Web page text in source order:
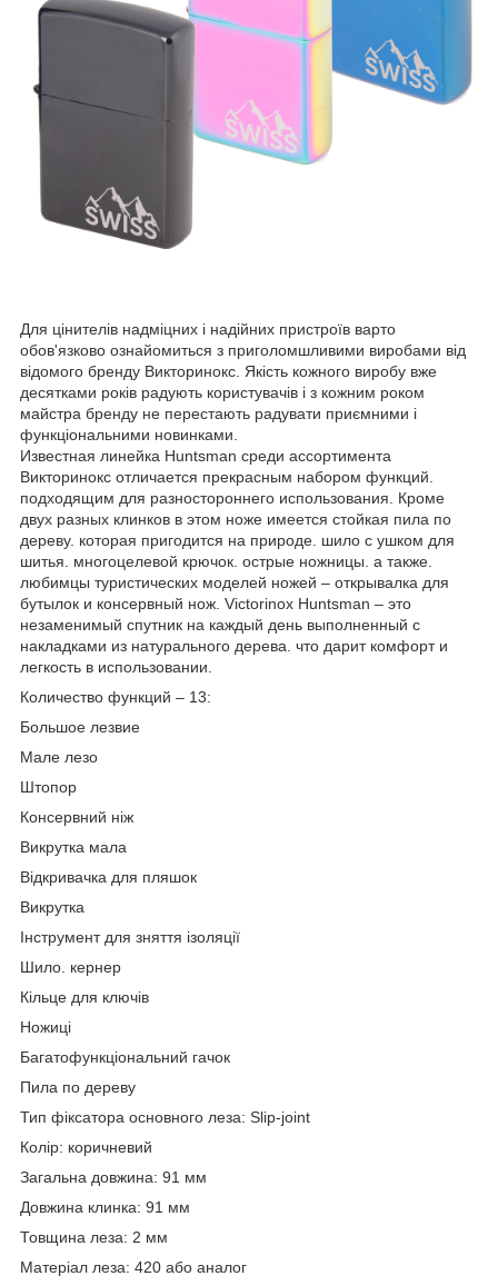
Для цінителів надміцних і надійних пристроїв варто
обов'язково ознайомиться з приголомшливими виробами від
відомого бренду Викторинокс. Якість кожного виробу вже
десятками років радують користувачів і з кожним роком
майстра бренду не перестають радувати приємними і
функціональними новинками.
Известная линейка Huntsman среди ассортимента
Викторинокс отличается прекрасным набором функций.
подходящим для разностороннего использования. Кроме
двух разных клинков в этом ноже имеется стойкая пила по
дереву. которая пригодится на природе. шило с ушком для
шитья. многоцелевой крючок. острые ножницы. а также.
любимцы туристических моделей ножей – открывалка для
бутылок и консервный нож. Victorinox Huntsman – это
незаменимый спутник на каждый день выполненный с
накладками из натурального дерева. что дарит комфорт и
легкость в использовании.
Количество функций – 13:
Большое лезвие
Мале лезо
Штопор
Консервний ніж
Викрутка мала
Відкривачка для пляшок
Викрутка
Інструмент для зняття ізоляції
Шило. кернер
Кільце для ключів
Ножиці
Багатофункціональний гачок
Пила по дереву
Тип фіксатора основного леза: Slip-joint
Колір: коричневий
Загальна довжина: 91 мм
Довжина клинка: 91 мм
Товщина леза: 2 мм
Матеріал леза: 420 або аналог